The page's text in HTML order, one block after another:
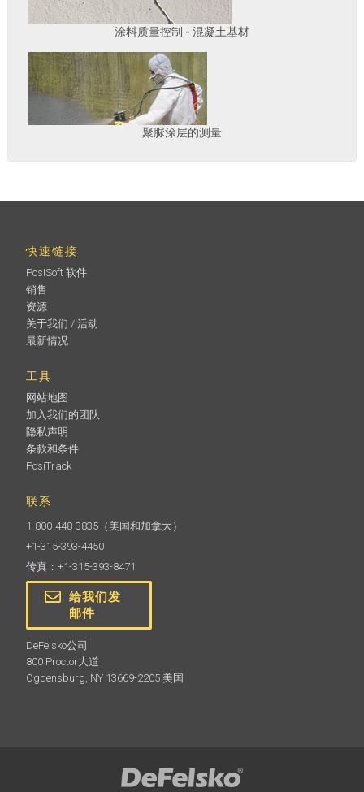
涂料质量控制 - 混凝土基材
聚脲涂层的测量
快速链接
PosiSoft 软件
销售
资源
关于我们 / 活动
最新情况
工具
网站地图
加入我们的团队
隐私声明
条款和条件
PosiTrack
联系
1-800-448-3835 （美国和加拿大）
+1-315-393-4450
传真：+1-315-393-8471
给我们发
邮件
DeFelsko公司
800 Proctor大道
Ogdensburg, NY 13669-2205 美国